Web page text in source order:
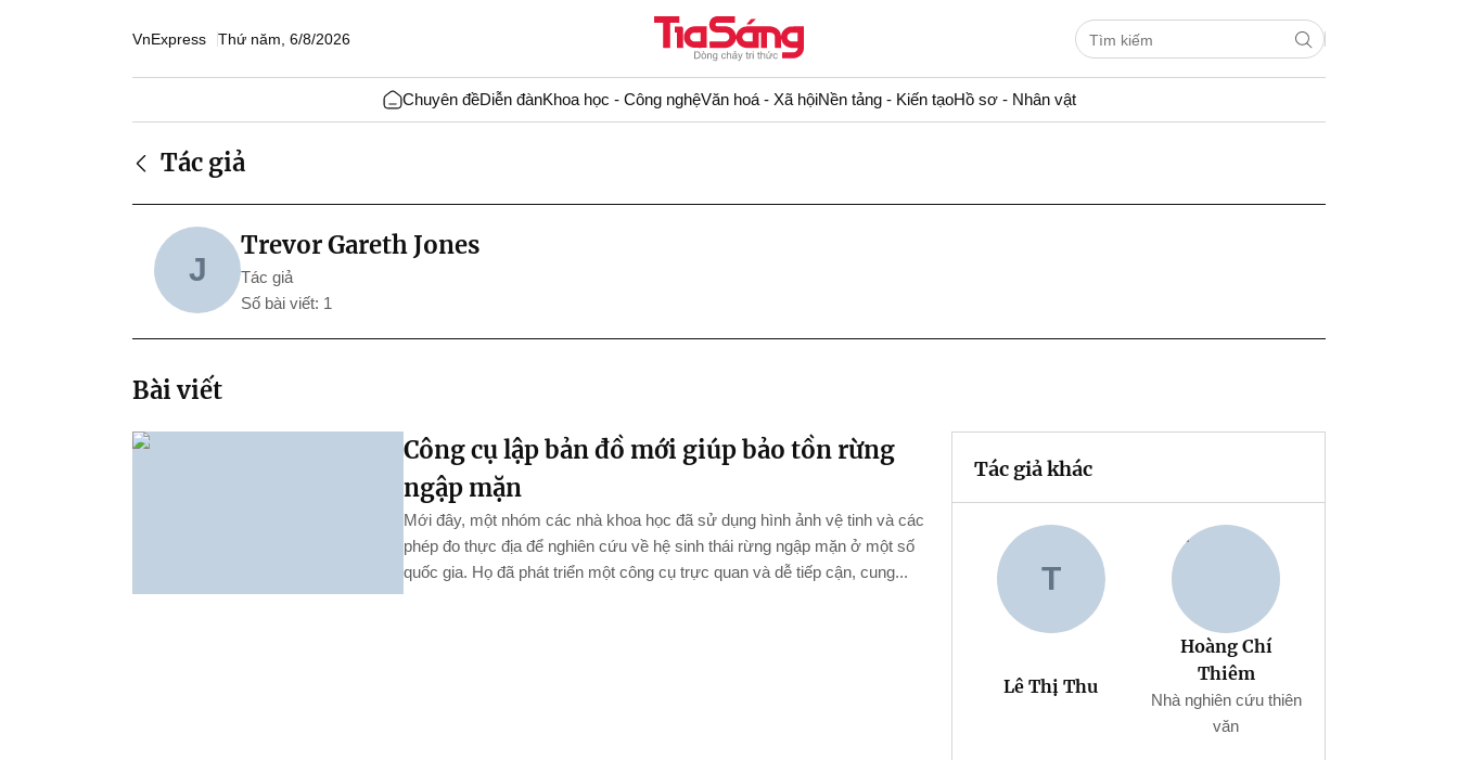
VnExpress Thứ năm, 6/8/2026
Chuyên đềDiễn đànKhoa học - Công nghệVăn hoá - Xã hộiNền tảng - Kiến tạoHồ sơ - Nhân vật
Tác giả
J
Trevor Gareth Jones
Tác giả
Số bài viết: 1
Bài viết
Công cụ lập bản đồ mới giúp bảo tồn rừng
ngập mặn
Mới đây, một nhóm các nhà khoa học đã sử dụng hình ảnh vệ tinh và các
phép đo thực địa để nghiên cứu về hệ sinh thái rừng ngập mặn ở một số
quốc gia. Họ đã phát triển một công cụ trực quan và dễ tiếp cận, cung...
Tác giả khác
T
Lê Thị Thu
Hoàng Chí
Thiêm
Nhà nghiên cứu thiên
văn